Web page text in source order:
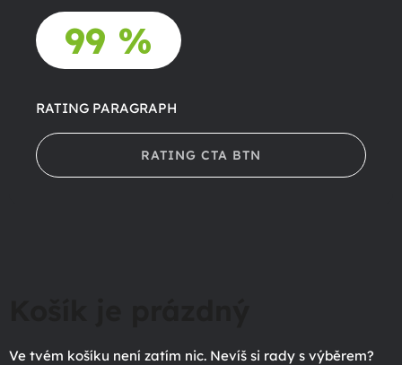
99 %
RATING PARAGRAPH
RATING CTA BTN
Ve tvém košíku není zatím nic. Nevíš si rady s výběrem?